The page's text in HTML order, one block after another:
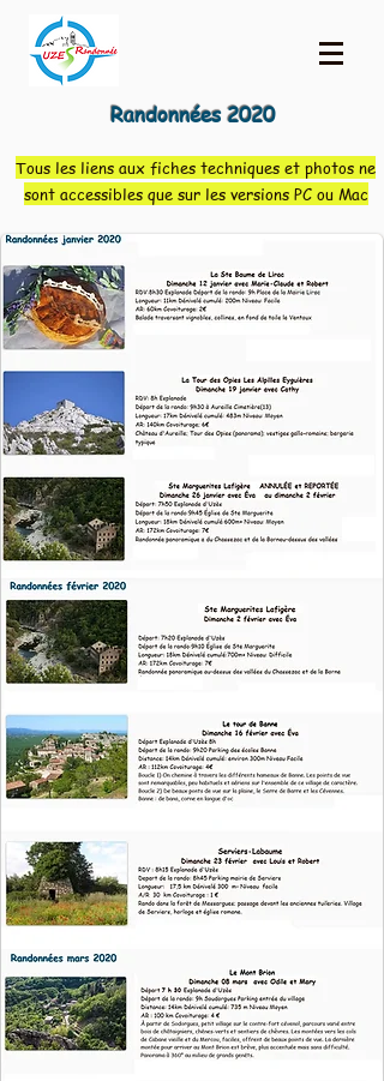
Randonnées 2020
Tous les liens aux fiches techniques et photos ne
sont accessibles que sur les versions PC ou Mac